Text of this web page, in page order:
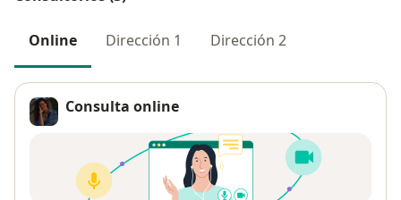
Online Dirección 1 Dirección 2
Consulta online